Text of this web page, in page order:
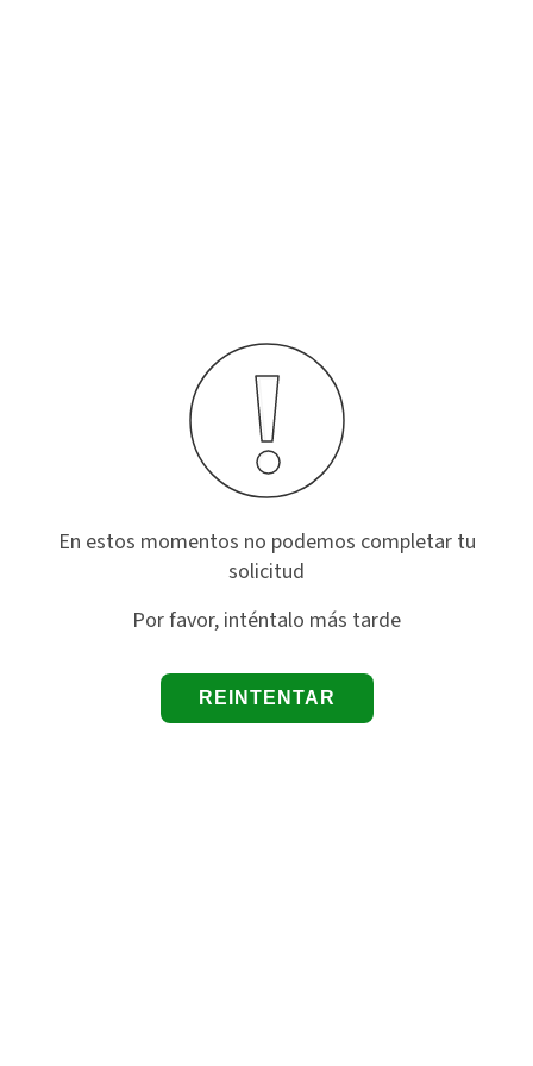
En estos momentos no podemos completar tu
solicitud
Por favor, inténtalo más tarde
REINTENTAR